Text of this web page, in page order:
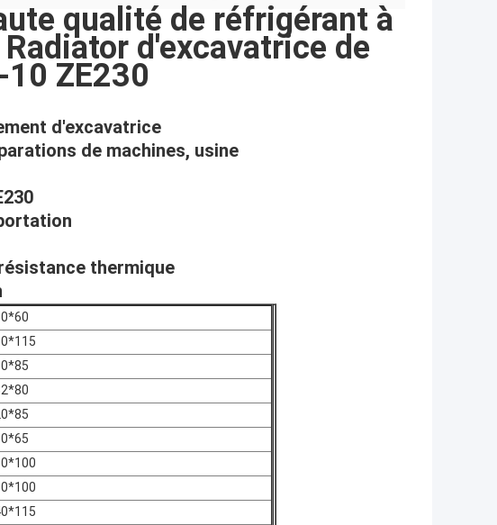
qualité de réfrigérant à
d'excavatrice de
ZE230
d'excavatrice
de machines, usine
thermique